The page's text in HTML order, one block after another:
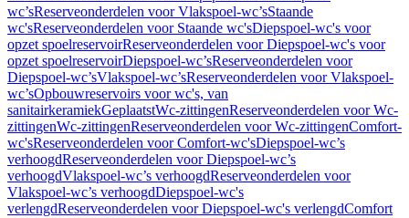
wc’sReserveonderdelen voor Vlakspoel-wc’sStaande
wc'sReserveonderdelen voor Staande wc'sDiepspoel-wc's voor
opzet spoelreservoirReserveonderdelen voor Diepspoel-wc's voor
opzet spoelreservoirDiepspoel-wc’sReserveonderdelen voor
Diepspoel-wc’sVlakspoel-wc’sReserveonderdelen voor Vlakspoel-
wc’sOpbouwreservoirs voor wc's, van
sanitairkeramiekGeplaatstWc-zittingenReserveonderdelen voor Wc-
zittingenWc-zittingenReserveonderdelen voor Wc-zittingenComfort-
wc'sReserveonderdelen voor Comfort-wc'sDiepspoel-wc’s
verhoogdReserveonderdelen voor Diepspoel-wc’s
verhoogdVlakspoel-wc’s verhoogdReserveonderdelen voor
Vlakspoel-wc’s verhoogdDiepspoel-wc's
verlengdReserveonderdelen voor Diepspoel-wc's verlengdComfort